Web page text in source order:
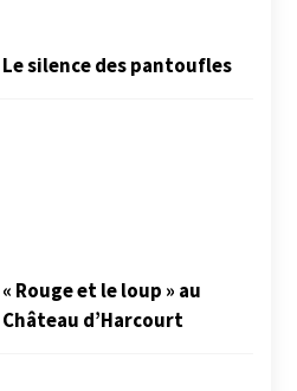
Le silence des pantoufles
« Rouge et le loup » au
Château d’Harcourt